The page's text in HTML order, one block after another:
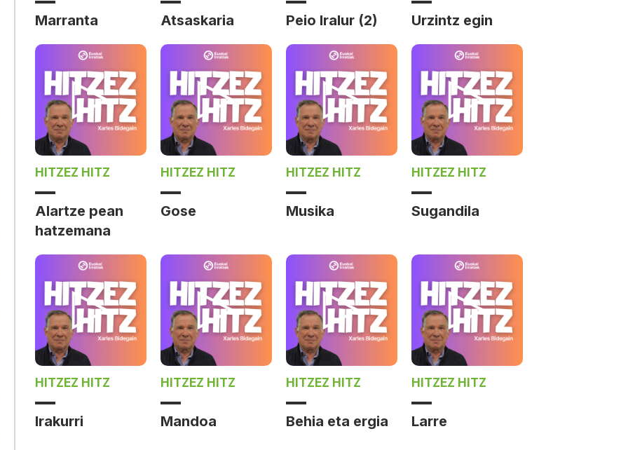
Marranta Atsaskaria Peio Iralur (2) Urzintz egin
HITZEZ HITZ
Alartze pean
hatzemana
HITZEZ HITZ
Gose
HITZEZ HITZ
Musika
HITZEZ HITZ
Sugandila
HITZEZ HITZ
Irakurri
HITZEZ HITZ
Mandoa
HITZEZ HITZ
Behia eta ergia
HITZEZ HITZ
Larre